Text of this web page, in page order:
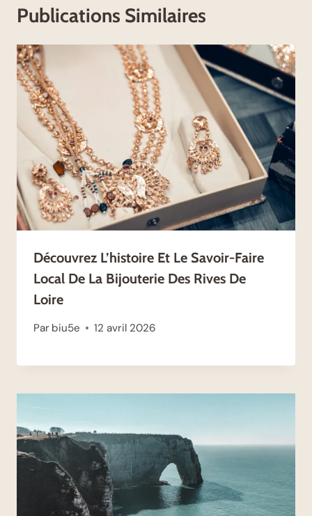
Publications Similaires
Découvrez L’histoire Et Le Savoir-Faire
Local De La Bijouterie Des Rives De
Loire
Par biu5e 12 avril 2026